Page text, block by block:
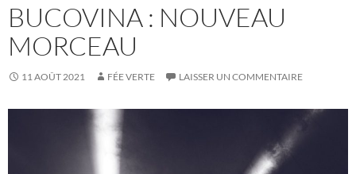
BUCOVINA : NOUVEAU
MORCEAU
11 AOÛT 2021 FÉE VERTE LAISSER UN COMMENTAIRE